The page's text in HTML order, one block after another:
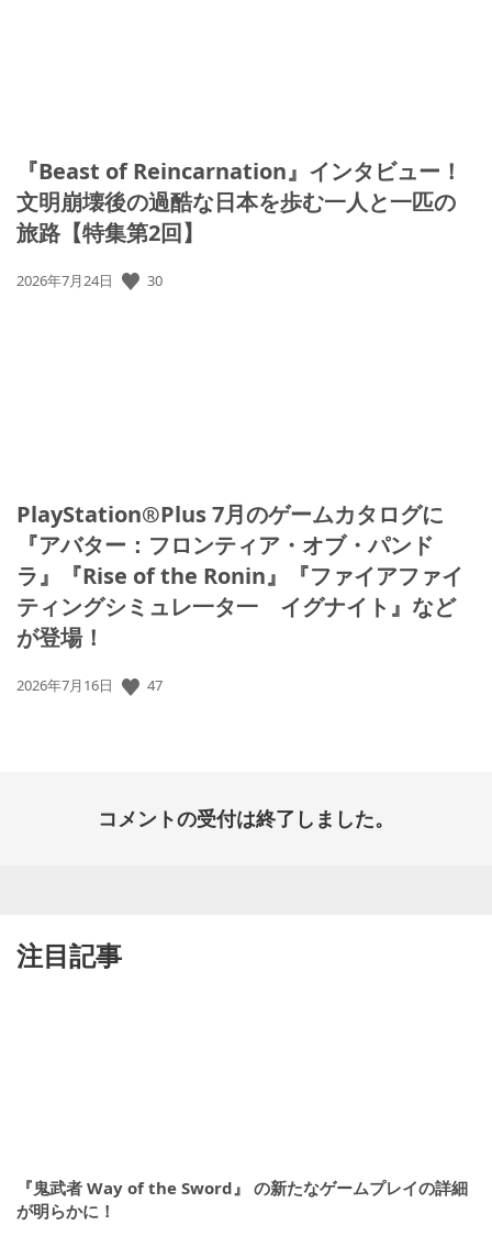
『Beast of Reincarnation』インタビュー！
文明崩壊後の過酷な日本を歩む一人と一匹の
旅路【特集第2回】
公
2026年7月24日 30
PlayStation®Plus 7月のゲームカタログに
『アバター：フロンティア・オブ・パンド
ラ』『Rise of the Ronin』『ファイアファイ
ティングシミュレ一タ一 イグナイト』など
が登場！
公
2026年7月16日 47
コメントの受付は終了しました。
注目記事
『鬼武者 Way of the Sword』 の新たなゲームプレイの詳細
が明らかに！